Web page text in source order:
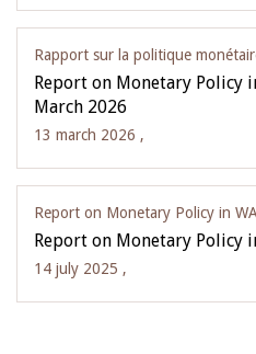
Rapport sur la politique
Report on Monetary Policy
March 2026
13 march 2026 ,
Report on Monetary Policy in
Report on Monetary Policy
14 july 2025 ,